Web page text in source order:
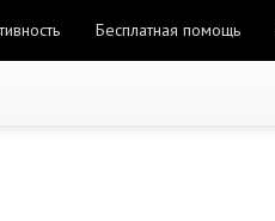
Бесплатная помощь